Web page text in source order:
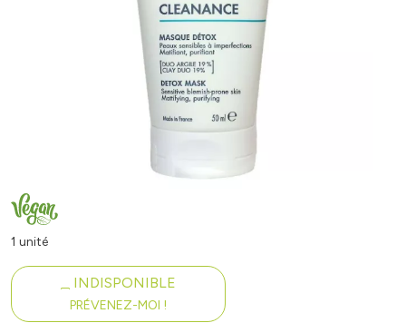
1 unité
INDISPONIBLE
PRÉVENEZ-MOI !